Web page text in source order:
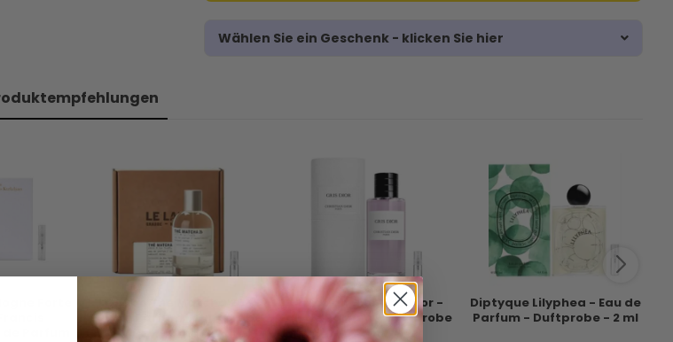
Wählen Sie ein Geschenk - klicken Sie hier
Le Labo The Matcha 26 -
Eau de Parfum - Duftprobe
- 2 ml
Christian Dior Gris Dior -
Eau de Parfum - Duftprobe
- 2 ml
Diptyque Lilyphea - Eau de
Parfum - Duftprobe - 2 ml